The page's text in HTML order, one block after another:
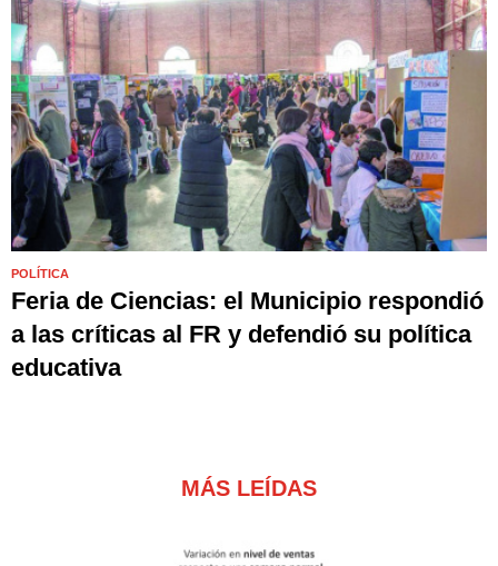
POLÍTICA
Feria de Ciencias: el Municipio respondió
a las críticas al FR y defendió su política
educativa
MÁS LEÍDAS